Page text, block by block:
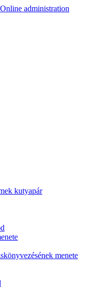
Online administration
kutyapár
menete